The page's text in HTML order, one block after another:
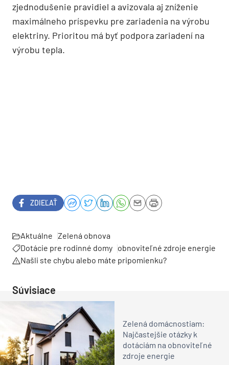
zjednodušenie pravidiel a avizovala aj zníženie
maximálneho príspevku pre zariadenia na výrobu
elektriny. Prioritou má byť podpora zariadení na
výrobu tepla.
ZDIEĽAŤ
Aktuálne Zelená obnova
Dotácie pre rodinné domy obnoviteľné zdroje energie
Našli ste chybu alebo máte pripomienku?
Súvisiace
Zelená domácnostiam:
Najčastejšie otázky k
dotáciám na obnoviteľné
zdroje energie